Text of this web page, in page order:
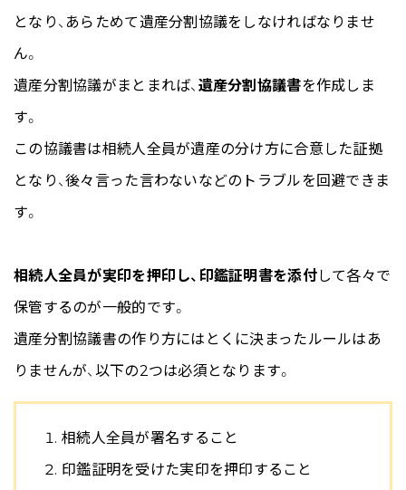
となり、あらためて遺産分割協議をしなければなりませ
ん。
遺産分割協議がまとまれば、 遺産分割協議書を作成しま
す。
この協議書は相続人全員が遺産の分け方に合意した証拠
となり、後々言った言わないなどのトラブルを回避できま
す。
相続人全員が実印を押印し、印鑑証明書を添付して各々で
保管するのが一般的です。
遺産分割協議書の作り方にはとくに決まったルールはあ
りませんが、以下の2つは必須となります。
相続人全員が署名すること
印鑑証明を受けた実印を押印すること